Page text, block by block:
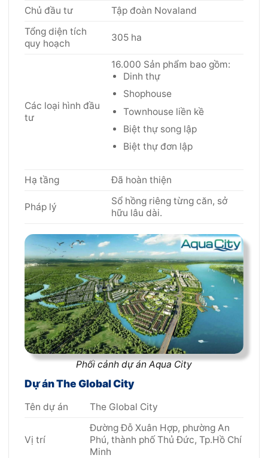
Chủ đầu tư
Tập đoàn Novaland
Tổng diện tích
quy hoạch
305 ha
Các loại hình đầu
tư
16.000 Sản phẩm bao gồm:
Dinh thự
Shophouse
Townhouse liền kề
Biệt thự song lập
Biệt thự đơn lập
Hạ tầng Đã hoàn thiện
Pháp lý
Sổ hồng riêng từng căn, sở
hữu lâu dài.
Phối cảnh dự án Aqua City
Dự án The Global City
Tên dự án The Global City
Vị trí
Đường Đỗ Xuân Hợp, phường An
Phú, thành phố Thủ Đức, Tp.Hồ Chí
Minh